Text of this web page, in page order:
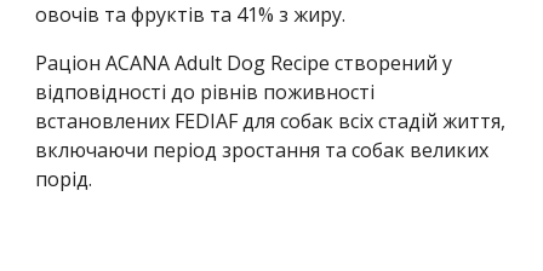
овочів та фруктів та 41% з жиру.
Раціон ACANA Adult Dog Recipe створений у
відповідності до рівнів поживності
встановлених FEDIAF для собак всіх стадій життя,
включаючи період зростання та собак великих
порід.